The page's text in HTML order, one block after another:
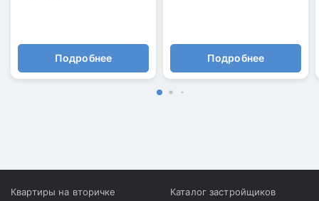
Подробнее Подробнее
Квартиры на вторичке
Каталог застройщиков